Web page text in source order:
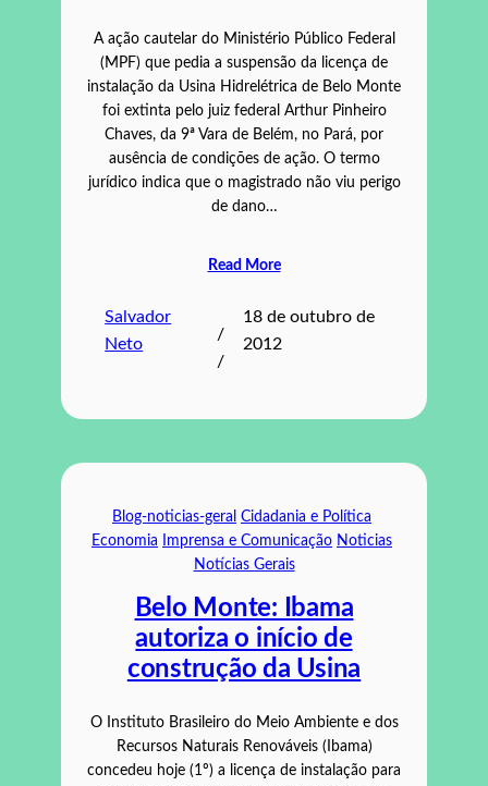
A ação cautelar do Ministério Público Federal
(MPF) que pedia a suspensão da licença de
instalação da Usina Hidrelétrica de Belo Monte
foi extinta pelo juiz federal Arthur Pinheiro
Chaves, da 9ª Vara de Belém, no Pará, por
ausência de condições de ação. O termo
jurídico indica que o magistrado não viu perigo
de dano…
Read More
Salvador
Neto
/
/
18 de outubro de
2012
Blog-noticias-geral Cidadania e Política
Economia
Imprensa e Comunicação Noticias
Notícias Gerais
Belo Monte: Ibama
autoriza o início de
construção da Usina
O Instituto Brasileiro do Meio Ambiente e dos
Recursos Naturais Renováveis (Ibama)
concedeu hoje (1º) a licença de instalação para